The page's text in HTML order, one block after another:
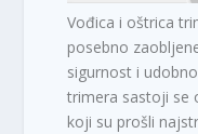
Vođica i oštrica
posebno
sigurnost i
trimera sastoji se
koji su prošli